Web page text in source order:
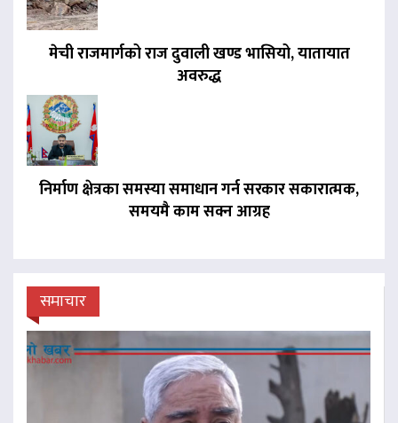
मेची राजमार्गको राज दुवाली खण्ड भासियो, यातायात
अवरुद्ध
निर्माण क्षेत्रका समस्या समाधान गर्न सरकार सकारात्मक,
समयमै काम सक्न आग्रह
समाचार